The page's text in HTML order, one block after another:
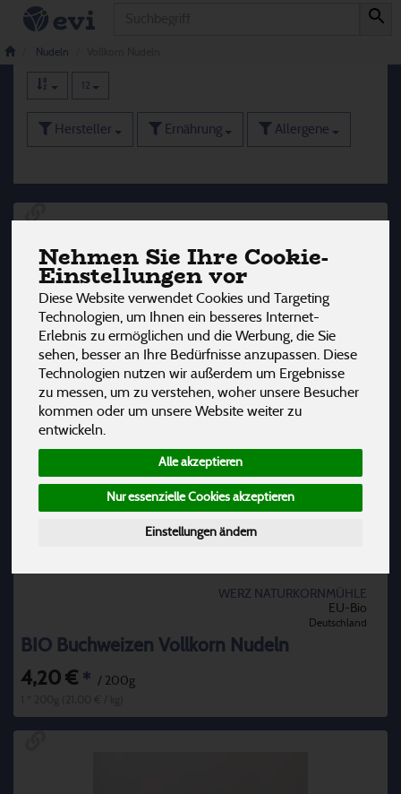
Nehmen Sie Ihre Cookie-
Einstellungen vor
Diese Website verwendet Cookies und Targeting
Technologien, um Ihnen ein besseres Internet-
Erlebnis zu ermöglichen und die Werbung, die Sie
sehen, besser an Ihre Bedürfnisse anzupassen. Diese
Technologien nutzen wir außerdem um Ergebnisse
zu messen, um zu verstehen, woher unsere Besucher
kommen oder um unsere Website weiter zu
entwickeln.
Alle akzeptieren
Nur essenzielle Cookies akzeptieren
Einstellungen ändern
Nudeln
Vollkorn Nudeln
12
Hersteller Ernährung Allergene
WERZ NATURKORNMÜHLE
EU-Bio
Deutschland
BIO Buchweizen Vollkorn Nudeln
4,20 € * / 200g